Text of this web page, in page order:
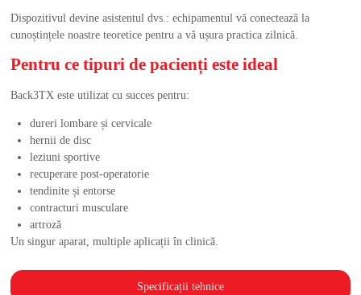
Specificații tehnice
Dispozitivul devine asistentul dvs.: echipamentul vă conectează la
cunoștințele noastre teoretice pentru a vă ușura practica zilnică.
Pentru ce tipuri de pacienți este ideal
Back3TX este utilizat cu succes pentru:
dureri lombare și cervicale
hernii de disc
leziuni sportive
recuperare post-operatorie
tendinite și entorse
contracturi musculare
artroză
Un singur aparat, multiple aplicații în clinică.